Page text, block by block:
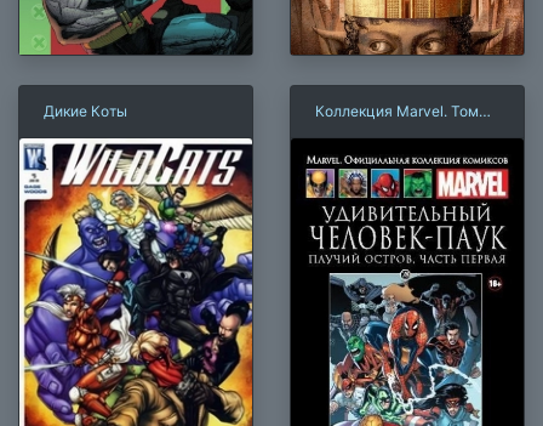
Дикие Коты
Коллекция Marvel. Том
Человек-паук. Паучий
остров. Часть первая